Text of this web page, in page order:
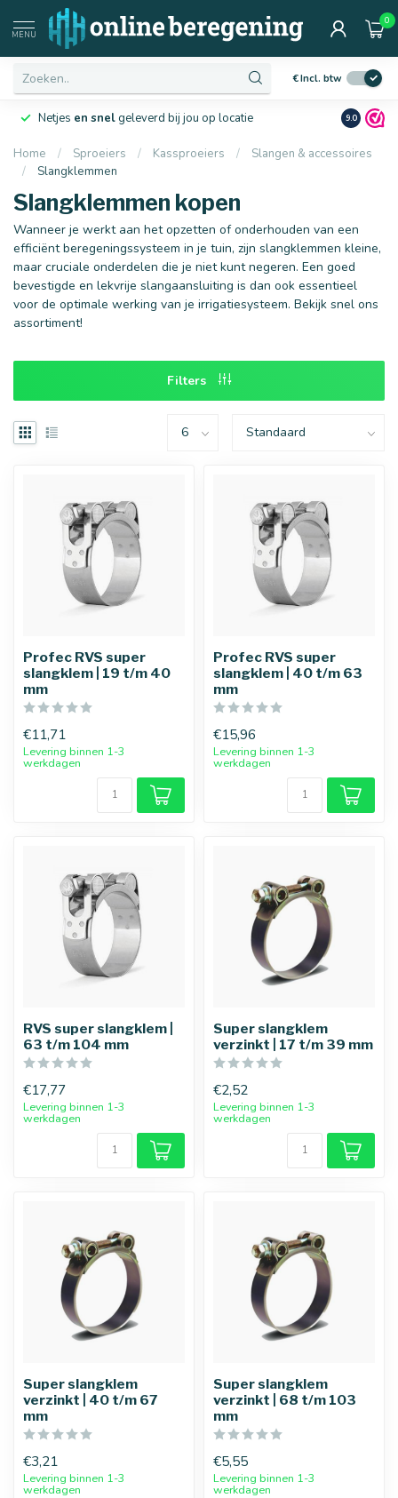
MENU
0
€Incl. btw
Netjes en snelgeleverd bij jou op locatie Ruim10
9.0
Home / Sproeiers / Kassproeiers /
Slangen & accessoires
/
Slangklemmen
Slangklemmen kopen
Wanneer je werkt aan het opzetten of onderhouden van een
efficiënt beregeningssysteem in je tuin, zijn slangklemmen kleine,
maar cruciale onderdelen die je niet kunt negeren. Een goed
bevestigde en lekvrije slangaansluiting is dan ook essentieel
voor de optimale werking van je irrigatiesysteem. Bekijk snel ons
assortiment!
Filters
Profec RVS super
slangklem | 19 t/m 40
mm
€11,71
Levering binnen 1-3
werkdagen
Profec RVS super
slangklem | 40 t/m 63
mm
€15,96
Levering binnen 1-3
werkdagen
RVS super slangklem |
63 t/m 104 mm
€17,77
Levering binnen 1-3
werkdagen
Super slangklem
verzinkt | 17 t/m 39 mm
€2,52
Levering binnen 1-3
werkdagen
Super slangklem
verzinkt | 40 t/m 67
mm
€3,21
Levering binnen 1-3
werkdagen
Super slangklem
verzinkt | 68 t/m 103
mm
€5,55
Levering binnen 1-3
werkdagen
Afmetingen
16 mm